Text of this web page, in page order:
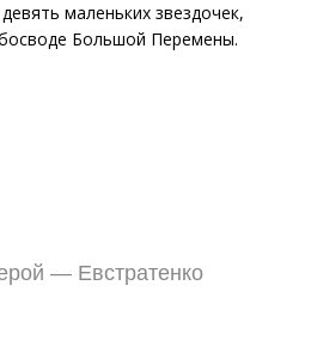
маленьких звездочек,
Большой Перемены.
— Евстратенко